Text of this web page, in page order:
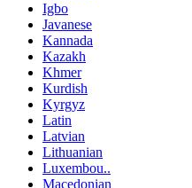
Igbo
Javanese
Kannada
Kazakh
Khmer
Kurdish
Kyrgyz
Latin
Latvian
Lithuanian
Luxembou..
Macedonian